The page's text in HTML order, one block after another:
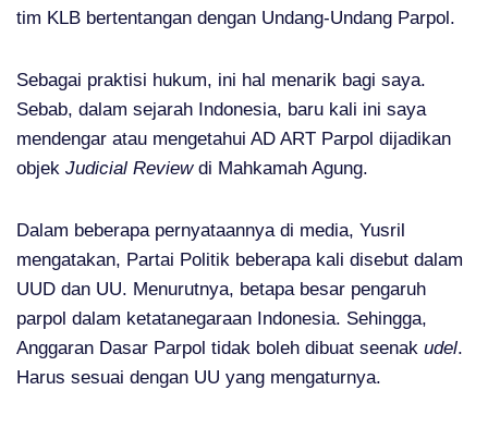
tim KLB bertentangan dengan Undang-Undang Parpol.
Sebagai praktisi hukum, ini hal menarik bagi saya.
Sebab, dalam sejarah Indonesia, baru kali ini saya
mendengar atau mengetahui AD ART Parpol dijadikan
objek Judicial Reviewdi Mahkamah Agung.
Dalam beberapa pernyataannya di media, Yusril
mengatakan, Partai Politik beberapa kali disebut dalam
UUD dan UU. Menurutnya, betapa besar pengaruh
parpol dalam ketatanegaraan Indonesia. Sehingga,
Anggaran Dasar Parpol tidak boleh dibuat seenak udel.
Harus sesuai dengan UU yang mengaturnya.